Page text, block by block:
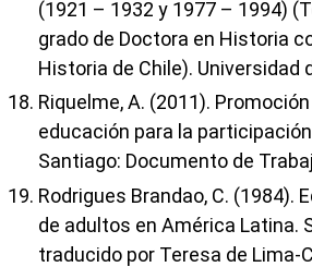
(1921 – 1932 y 1977 – 1994)
grado de Doctora en Historia
Historia de Chile). Universidad
Riquelme, A. (2011).
educación para la
Santiago: Documento de
Rodrigues Brandao, C. (1984).
de adultos en América Latina.
traducido por Teresa de Lima-